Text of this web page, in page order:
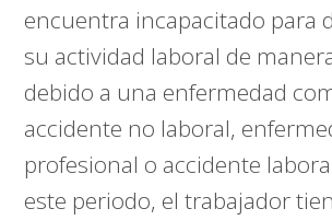
encuentra incapacitado para
su actividad laboral de
debido a una enfermedad
accidente no laboral,
profesional o accidente
este periodo, el trabajador